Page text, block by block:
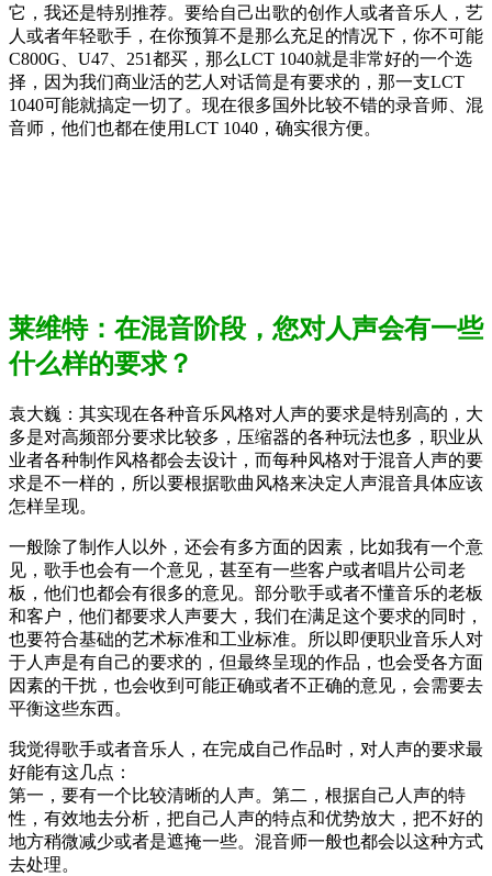
它，我还是特别推荐。要给自己出歌的创作人或者音乐人，艺
人或者年轻歌手，在你预算不是那么充足的情况下，你不可能
C800G、U47、251都买，那么LCT 1040就是非常好的一个选
择，因为我们商业活的艺人对话筒是有要求的，那一支LCT
1040可能就搞定一切了。现在很多国外比较不错的录音师、混
音师，他们也都在使用LCT 1040，确实很方便。
莱维特：在混音阶段，您对人声会有一些
什么样的要求？
袁大巍：其实现在各种音乐风格对人声的要求是特别高的，大
多是对高频部分要求比较多，压缩器的各种玩法也多，职业从
业者各种制作风格都会去设计，而每种风格对于混音人声的要
求是不一样的，所以要根据歌曲风格来决定人声混音具体应该
怎样呈现。
一般除了制作人以外，还会有多方面的因素，比如我有一个意
见，歌手也会有一个意见，甚至有一些客户或者唱片公司老
板，他们也都会有很多的意见。部分歌手或者不懂音乐的老板
和客户，他们都要求人声要大，我们在满足这个要求的同时，
也要符合基础的艺术标准和工业标准。所以即便职业音乐人对
于人声是有自己的要求的，但最终呈现的作品，也会受各方面
因素的干扰，也会收到可能正确或者不正确的意见，会需要去
平衡这些东西。
我觉得歌手或者音乐人，在完成自己作品时，对人声的要求最
好能有这几点：
第一，要有一个比较清晰的人声。第二，根据自己人声的特
性，有效地去分析，把自己人声的特点和优势放大，把不好的
地方稍微减少或者是遮掩一些。混音师一般也都会以这种方式
去处理。